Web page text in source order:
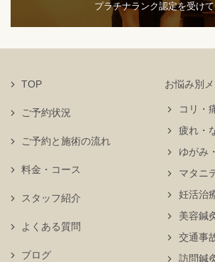
プラチナランク認定を受けて
TOP
ご予約状況
お悩み別
コリ・
疲れ・
ゆがみ
マタニ
妊活治
美容鍼
交通事
訪問鍼
ご予約と施術の流れ
料金・コース
スタッフ紹介
よくある質問
ブログ